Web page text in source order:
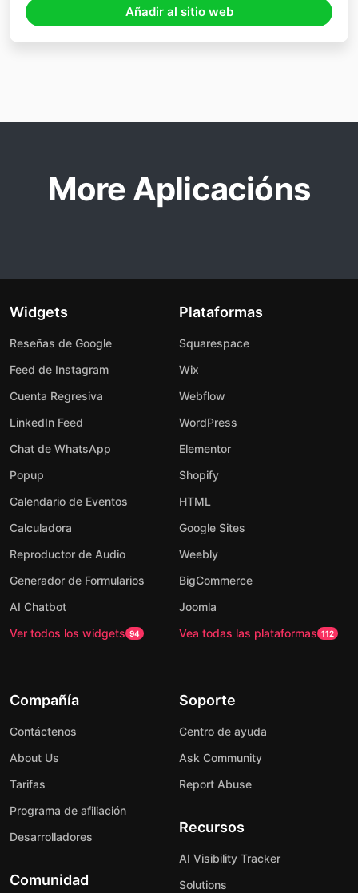
Añadir al sitio web
More Aplicacións
Widgets
Reseñas de Google
Feed de Instagram
Cuenta Regresiva
LinkedIn Feed
Chat de WhatsApp
Popup
Calendario de Eventos
Calculadora
Reproductor de Audio
Generador de Formularios
AI Chatbot
Ver todos los widgets 94
Plataformas
Squarespace
Wix
Webflow
WordPress
Elementor
Shopify
HTML
Google Sites
Weebly
BigCommerce
Joomla
Vea todas las plataformas 112
Compañía
Contáctenos
About Us
Tarifas
Programa de afiliación
Desarrolladores
Comunidad
Soporte
Centro de ayuda
Ask Community
Report Abuse
Recursos
AI Visibility Tracker
Solutions